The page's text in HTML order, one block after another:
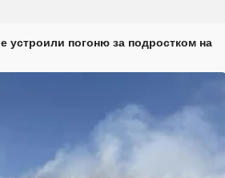
устроили погоню за подростком на